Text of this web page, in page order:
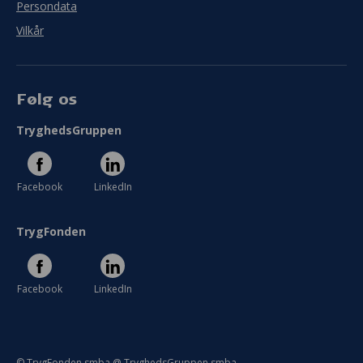
Persondata
Vilkår
Følg os
TryghedsGruppen
Facebook LinkedIn
TrygFonden
Facebook LinkedIn